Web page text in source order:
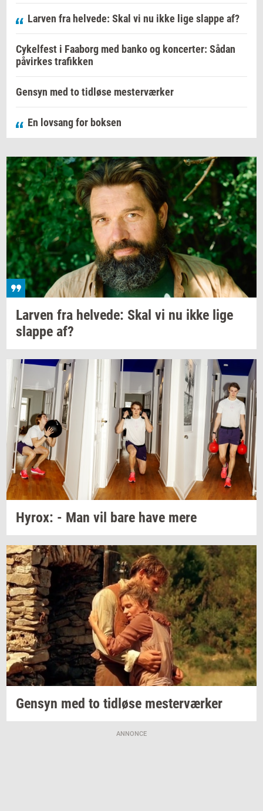
Larven fra helvede: Skal vi nu ikke lige slappe af?
Cykelfest i Faaborg med banko og koncerter: Sådan
påvirkes trafikken
Gensyn med to tidløse mesterværker
En lovsang for boksen
Lar­ven fra hel­ve­de: Skal vi nu ikke lige
slap­pe af?
Hyrox: - Man vil bare have mere
Gen­syn med to tid­lø­se mester­vær­ker
ANNONCE